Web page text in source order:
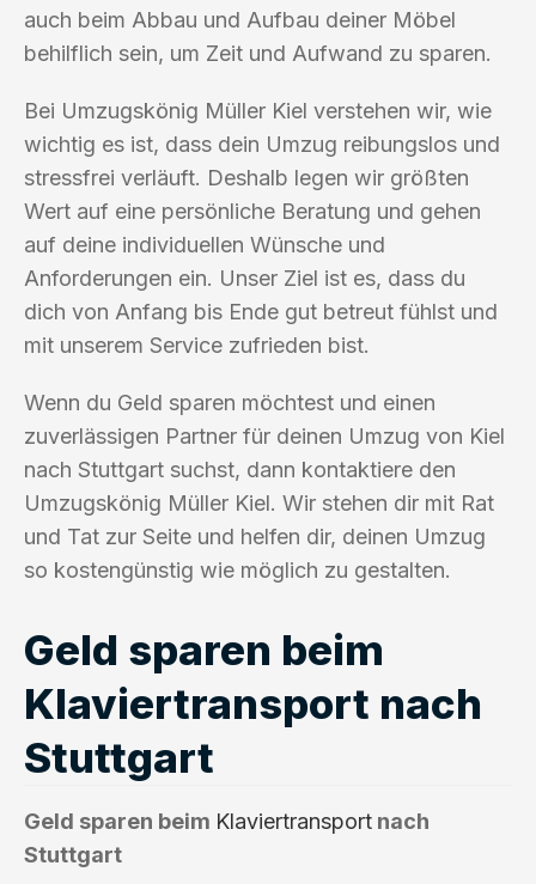
auch beim Abbau und Aufbau deiner Möbel
behilflich sein, um Zeit und Aufwand zu sparen.
Bei Umzugskönig Müller Kiel verstehen wir, wie
wichtig es ist, dass dein Umzug reibungslos und
stressfrei verläuft. Deshalb legen wir größten
Wert auf eine persönliche Beratung und gehen
auf deine individuellen Wünsche und
Anforderungen ein. Unser Ziel ist es, dass du
dich von Anfang bis Ende gut betreut fühlst und
mit unserem Service zufrieden bist.
Wenn du Geld sparen möchtest und einen
zuverlässigen Partner für deinen Umzug von Kiel
nach Stuttgart suchst, dann kontaktiere den
Umzugskönig Müller Kiel. Wir stehen dir mit Rat
und Tat zur Seite und helfen dir, deinen Umzug
so kostengünstig wie möglich zu gestalten.
Geld sparen beim
Klaviertransport nach
Stuttgart
Geld sparen beim Klaviertransport nach
Stuttgart